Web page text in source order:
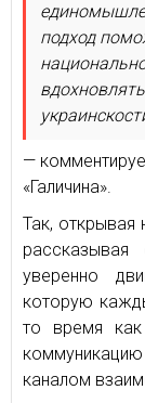
подход
—
«Галичина».
Так, открывая
рассказывая
уверенно
которую
то время
каналом